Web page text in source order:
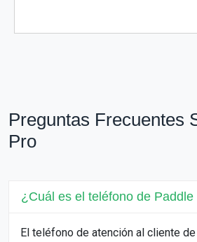
Preguntas Frecuentes
Pro
¿Cuál es el teléfono de Paddle
El teléfono de atención al cliente